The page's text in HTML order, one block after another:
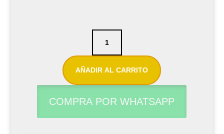
2,8mm
L
AÑADIR AL CARRITO
COMPRA POR WHATSAPP